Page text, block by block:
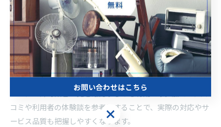
が、安全かつ適正な不用品回収のポイントとなります。
不用品回収で信頼できる許可業者の見分け方
信頼できる不用品回収業者を見分けるには、「許可番号の提
示」「許可証の原本確認」「見積書の詳細記載」などが重要
なポイントです。業者選びで迷った場合は、自治体のホーム
ページで許可業者一覧を確認するのも有効です。加えて、口
コミや利用者の体験談を参考にすることで、実際の対応やサ
ービス品質も把握しやすくなります。
お問い合わせはこちら
お問い合わせはこちら